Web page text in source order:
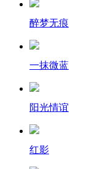
醉梦无痕
一抹微蓝
阳光情谊
红影